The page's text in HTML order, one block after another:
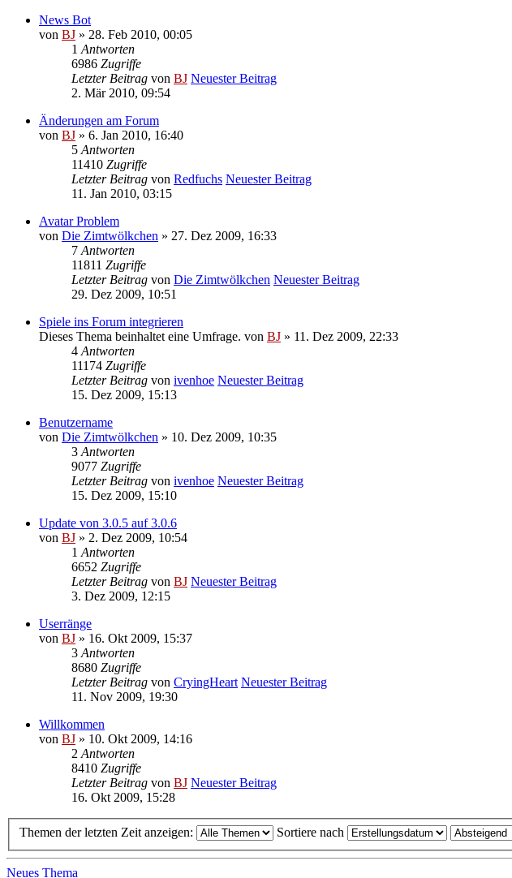
News Bot
von BJ » 28. Feb 2010, 00:05
1 Antworten
6986 Zugriffe
Letzter Beitrag von BJ Neuester Beitrag
2. Mär 2010, 09:54
Änderungen am Forum
von BJ » 6. Jan 2010, 16:40
5 Antworten
11410 Zugriffe
Letzter Beitrag von Redfuchs Neuester Beitrag
11. Jan 2010, 03:15
Avatar Problem
von Die Zimtwölkchen » 27. Dez 2009, 16:33
7 Antworten
11811 Zugriffe
Letzter Beitrag von Die Zimtwölkchen Neuester Beitrag
29. Dez 2009, 10:51
Spiele ins Forum integrieren
Dieses Thema beinhaltet eine Umfrage. von BJ » 11. Dez 2009, 22:33
4 Antworten
11174 Zugriffe
Letzter Beitrag von ivenhoe Neuester Beitrag
15. Dez 2009, 15:13
Benutzername
von Die Zimtwölkchen » 10. Dez 2009, 10:35
3 Antworten
9077 Zugriffe
Letzter Beitrag von ivenhoe Neuester Beitrag
15. Dez 2009, 15:10
Update von 3.0.5 auf 3.0.6
von BJ » 2. Dez 2009, 10:54
1 Antworten
6652 Zugriffe
Letzter Beitrag von BJ Neuester Beitrag
3. Dez 2009, 12:15
Userränge
von BJ » 16. Okt 2009, 15:37
3 Antworten
8680 Zugriffe
Letzter Beitrag von CryingHeart Neuester Beitrag
11. Nov 2009, 19:30
Willkommen
von BJ » 10. Okt 2009, 14:16
2 Antworten
8410 Zugriffe
Letzter Beitrag von BJ Neuester Beitrag
16. Okt 2009, 15:28
Themen der letzten Zeit anzeigen: Sortiere nach
Neues Thema